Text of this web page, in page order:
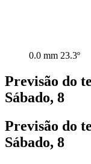
0.0 mm 23.3º
Previsão do
Sábado, 8
Previsão do
Sábado, 8